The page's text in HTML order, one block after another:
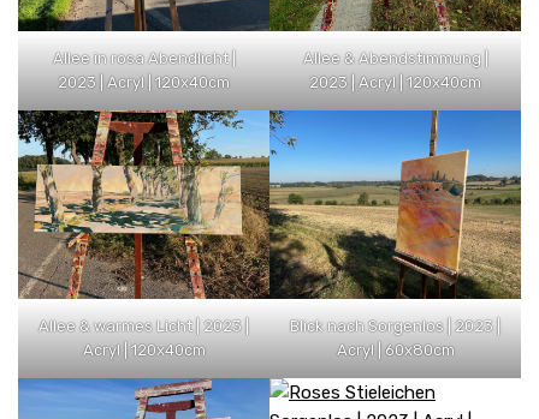
Allee in rosa Abendlicht |
2023 | Acryl | 120x40cm
Allee & Abendstimmung |
2023 | Acryl | 120x40cm
Allee & warmes Licht | 2023 |
Acryl | 120x40cm
Blick nach Sorgenlos | 2023 |
Acryl | 60x80cm